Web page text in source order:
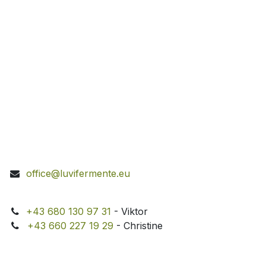
office@luvifermente.eu
+43 680 130 97 31 - Viktor
+43 660 227 19 29 - Christine